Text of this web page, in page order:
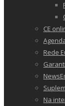
CE
Rede
Na